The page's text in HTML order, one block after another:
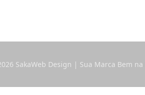
SakaWeb Design | Sua Marca Bem